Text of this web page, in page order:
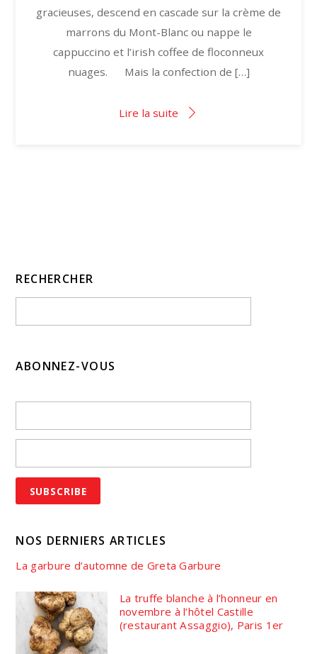
gracieuses, descend en cascade sur la crème de
marrons du Mont-Blanc ou nappe le
cappuccino et l’irish coffee de floconneux
nuages. Mais la confection de […]
Lire la suite
RECHERCHER
ABONNEZ-VOUS
NOS DERNIERS ARTICLES
La garbure d’automne de Greta Garbure
La truffe blanche à l’honneur en
novembre à l’hôtel Castille
(restaurant Assaggio), Paris 1er